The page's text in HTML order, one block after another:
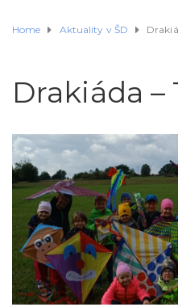
Home Aktuality v ŠD
Drakiáda –